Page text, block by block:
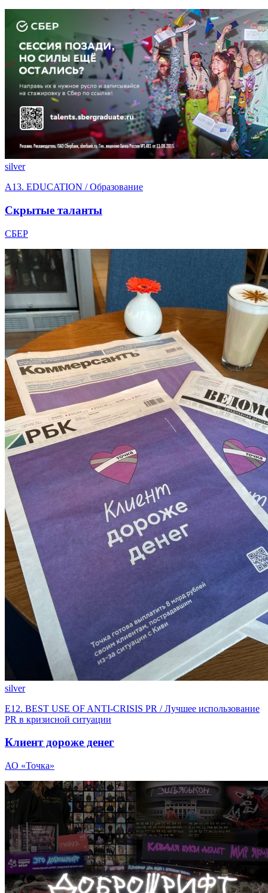
silver
A13. EDUCATION / Образование
Скрытые таланты
СБЕР
silver
E12. BEST USE OF ANTI-CRISIS PR / Лучшее использование
PR в кризисной ситуации
Клиент дороже денег
АО «Точка»